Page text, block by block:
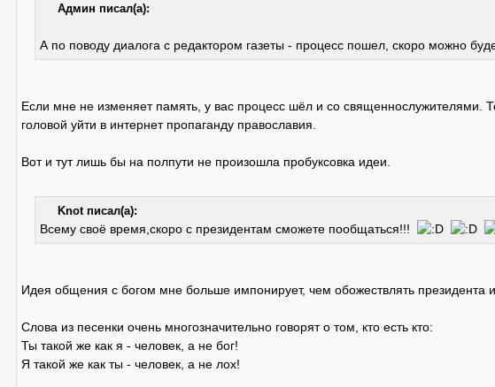
Админ писал(а):
А по поводу диалога с редактором газеты - процесс пошел, скоро можно
Если мне не изменяет память, у вас процесс шёл и со священнослужителями.
головой уйти в интернет пропаганду православия.
Вот и тут лишь бы на полпути не произошла пробуксовка идеи.
Knot писал(а):
Всему своё время,скоро с президентам сможете пообщаться!!!
Идея общения с богом мне больше импонирует, чем обожествлять президента
Слова из песенки очень многозначительно говорят о том, кто есть кто:
Ты такой же как я - человек, а не бог!
Я такой же как ты - человек, а не лох!